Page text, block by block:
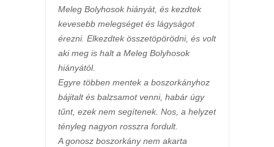
Meleg Bolyhosok hiányát, és kezdtek
kevesebb melegséget és lágyságot
érezni. Elkezdtek összetöpörödni, és volt
aki meg is halt a Meleg Bolyhosok
hiányától.
Egyre többen mentek a boszorkányhoz
bájitalt és balzsamot venni, habár úgy
tűnt, ezek nem segítenek. Nos, a helyzet
tényleg nagyon rosszra fordult.
A gonosz boszorkány nem akarta